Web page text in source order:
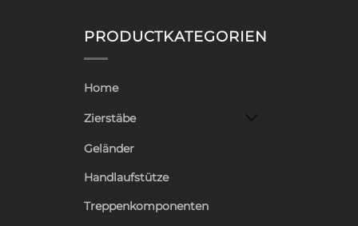
PRODUCTKATEGORIEN
Home
Zierstäbe
Geländer
Handlaufstütze
Treppenkomponenten